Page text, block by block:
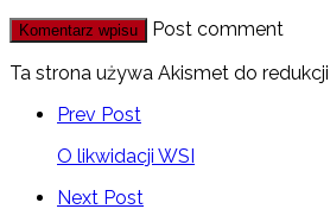
Post comment
Ta strona używa Akismet do
Prev Post
O likwidacji WSI
Next Post